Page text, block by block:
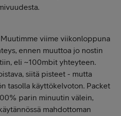
viime viikonloppuna
ennen muuttoa jo nostin
eli ~100mbit yhteyteen.
siitä pisteet - mutta
tasolla käyttökelvoton. Packet
parin minuutin välein,
mahdottoman